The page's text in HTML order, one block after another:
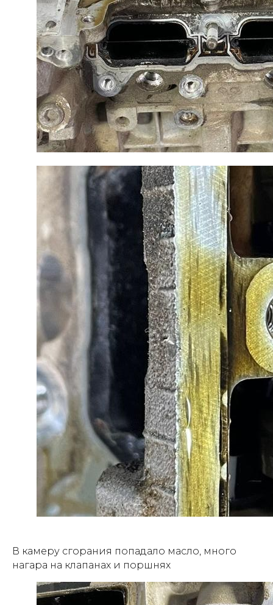
В камеру сгорания попадало масло, много
нагара на клапанах и поршнях